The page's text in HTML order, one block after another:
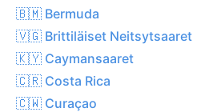
🇧🇲 Bermuda
🇻🇬 Brittiläiset Neitsytsaaret
🇰🇾 Caymansaaret
🇨🇷 Costa Rica
🇨🇼 Curaçao